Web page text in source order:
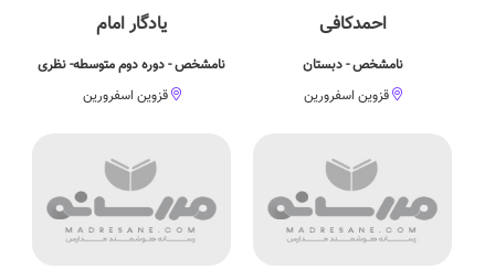
احمدکافی
نامشخص - دبستان
قزوین اسفرورین
یادگار امام
نامشخص - دوره دوم متوسطه- نظری
قزوین اسفرورین